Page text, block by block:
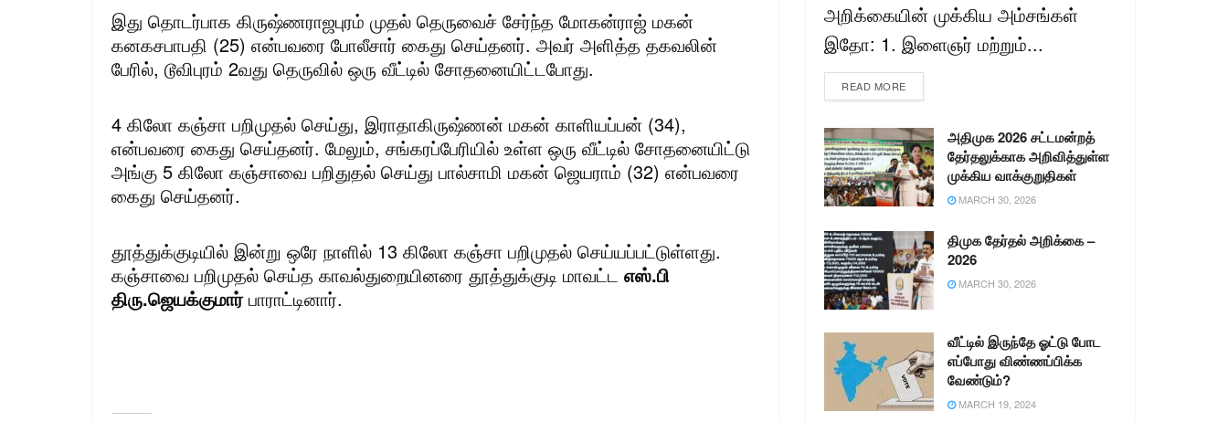
இது தொடர்பாக கிருஷ்ணராஜபுரம் முதல் தெருவைச் சேர்ந்த மோகன்ராஜ் மகன்
கனகசபாபதி (25) என்பவரை போலீசார் கைது செய்தனர். அவர் அளித்த தகவலின்
பேரில், டூவிபுரம் 2வது தெருவில் ஒரு வீட்டில் சோதனையிட்டபோது.
4 கிலோ கஞ்சா பறிமுதல் செய்து, இராதாகிருஷ்ணன் மகன் காளியப்பன் (34),
என்பவரை கைது செய்தனர். மேலும், சங்கரப்பேரியில் உள்ள ஒரு வீட்டில் சோதனையிட்டு
அங்கு 5 கிலோ கஞ்சாவை பறிதுதல் செய்து பால்சாமி மகன் ஜெயராம் (32) என்பவரை
கைது செய்தனர்.
தூத்துக்குடியில் இன்று ஒரே நாளில் 13 கிலோ கஞ்சா பறிமுதல் செய்யப்பட்டுள்ளது.
கஞ்சாவை பறிமுதல் செய்த காவல்துறையினரை தூத்துக்குடி மாவட்ட எஸ்.பி
திரு.ஜெயக்குமார்பாராட்டினார்.
அறிக்கையின் முக்கிய அம்சங்கள்
இதோ: 1. இளைஞர் மற்றும்...
READ MORE
அதிமுக 2026 சட்டமன்றத்
தேர்தலுக்காக அறிவித்துள்ள
முக்கிய வாக்குறுதிகள்
MARCH 30, 2026
திமுக தேர்தல் அறிக்கை –
2026
MARCH 30, 2026
வீட்டில் இருந்தே ஓட்டு போட
எப்போது விண்ணப்பிக்க
வேண்டும்?
MARCH 19, 2024